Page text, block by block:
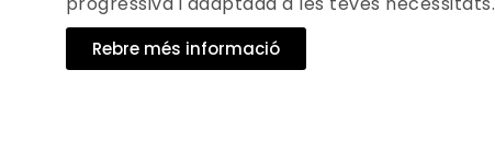
Rebre més informació